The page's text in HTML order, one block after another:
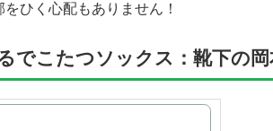
をひく心配もありません！
でこたつソックス：靴下の岡